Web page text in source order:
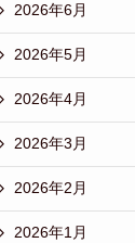
2026年6月
2026年5月
2026年4月
2026年3月
2026年2月
2026年1月